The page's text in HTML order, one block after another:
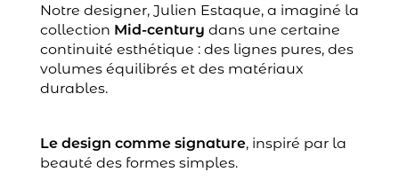
Notre designer, Julien Estaque, a imaginé la
collection Mid-century dans une certaine
continuité esthétique : des lignes pures, des
volumes équilibrés et des matériaux
durables.
Le design comme signature, inspiré par la
beauté des formes simples.